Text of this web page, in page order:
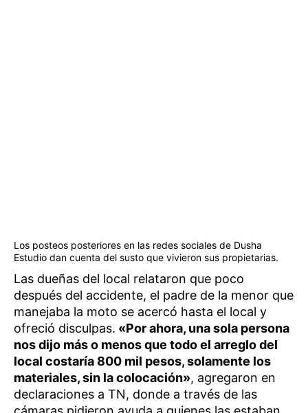
Los posteos posteriores en las redes sociales de Dusha
Estudio dan cuenta del susto que vivieron sus propietarias.
Las dueñas del local relataron que poco
después del accidente, el padre de la menor que
manejaba la moto se acercó hasta el local y
ofreció disculpas. «Por ahora, una sola persona
nos dijo más o menos que todo el arreglo del
local costaría 800 mil pesos, solamente los
materiales, sin la colocación», agregaron en
declaraciones a TN, donde a través de las